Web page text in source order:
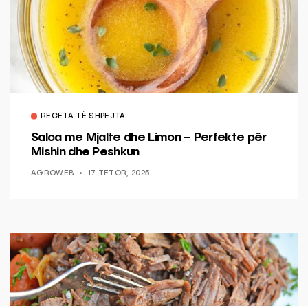
RECETA TË SHPEJTA
Salca me Mjalte dhe Limon – Perfekte për
Mishin dhe Peshkun
AGROWEB 17 TETOR, 2025